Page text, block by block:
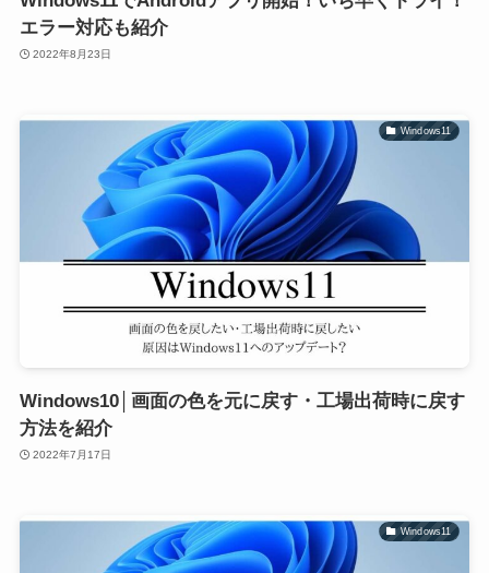
エラー対応も紹介
2022年8月23日
Windows11
Windows10│画面の色を元に戻す・工場出荷時に戻す
方法を紹介
2022年7月17日
Windows11